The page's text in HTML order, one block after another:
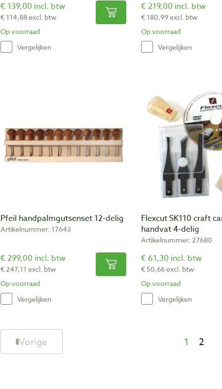
€ 139,00 incl. btw
€ 114,88 excl. btw
Op voorraad
Vergelijken
€ 219,00 incl. btw
€ 180,99 excl. btw
Op voorraad
Vergelijken
Pfeil handpalmgutsenset 12-delig
Artikelnummer: 17643
€ 299,00 incl. btw
€ 247,11 excl. btw
Op voorraad
Vergelijken
Flexcut SK110 craft
handvat 4-delig
Artikelnummer: 27680
€ 61,30 incl. btw
€ 50,66 excl. btw
Op voorraad
Vergelijken
Vorige 1 2